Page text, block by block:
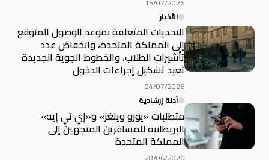
الأخبار
التحديات المتعلقة بموعد الوصول المتوقع
إلى المملكة المتحدة، وانخفاض عدد
تأشيرات الطلاب، والخطوط الجوية الجديدة
تعيد تشكيل إجراءات الدخول
04/07/2026
أدلة إرشادية
متطلبات «يورو وينغز» و«إي تي إيه»
البريطانية للمسافرين المتجهين إلى
المملكة المتحدة